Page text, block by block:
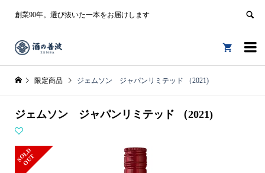
創業90年。選び抜いた一本をお届けします


限定商品 ジェムソン ジャパンリミテッド （2021)
ジェムソン ジャパンリミテッド （2021)
S
O
L
D
O
U
T